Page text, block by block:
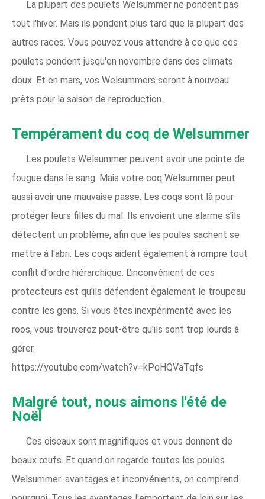
La plupart des poulets Welsummer ne pondent pas
tout l'hiver. Mais ils pondent plus tard que la plupart des
autres races. Vous pouvez vous attendre à ce que ces
poulets pondent jusqu'en novembre dans des climats
doux. Et en mars, vos Welsummers seront à nouveau
prêts pour la saison de reproduction.
Tempérament du coq de Welsummer
Les poulets Welsummer peuvent avoir une pointe de
fougue dans le sang. Mais votre coq Welsummer peut
aussi avoir une mauvaise passe. Les coqs sont là pour
protéger leurs filles du mal. Ils envoient une alarme s'ils
détectent un problème, afin que les poules sachent se
mettre à l'abri. Les coqs aident également à rompre tout
conflit d'ordre hiérarchique. L'inconvénient de ces
protecteurs est qu'ils défendent également le troupeau
contre les gens. Si vous êtes inexpérimenté avec les
roos, vous trouverez peut-être qu'ils sont trop lourds à
gérer.
https://youtube.com/watch?v=kPqHQVaTqfs
Malgré tout, nous aimons l'été de
Noël
Ces oiseaux sont magnifiques et vous donnent de
beaux œufs. Et quand on regarde toutes les poules
Welsummer :avantages et inconvénients, on comprend